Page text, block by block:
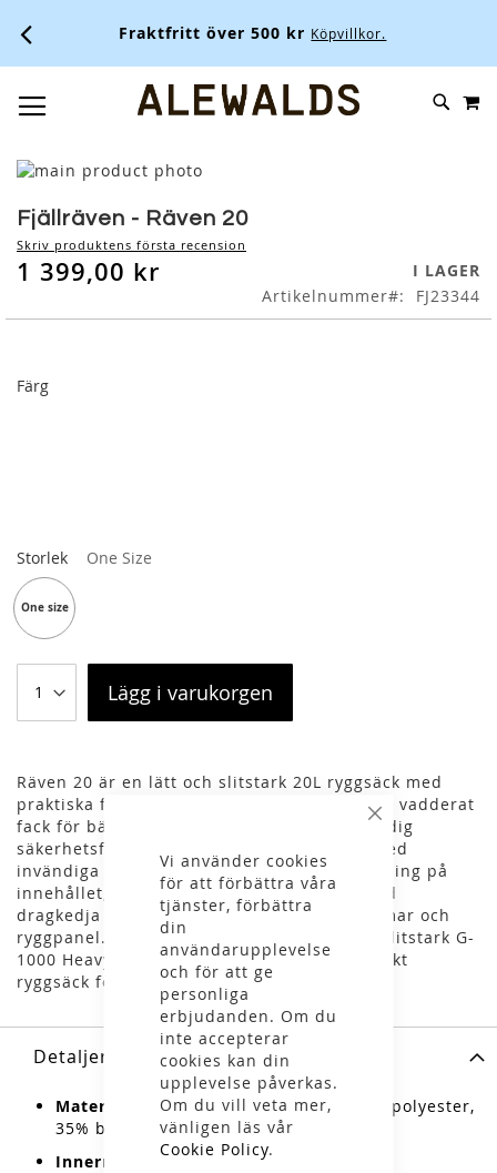
Stäng
Vi använder cookies
för att förbättra våra
tjänster, förbättra
din
användarupplevelse
och för att ge
personliga
erbjudanden. Om du
inte accepterar
cookies kan din
upplevelse påverkas.
Om du vill veta mer,
vänligen läs vår
Cookie Policy.
Fraktfritt över 500 kr Köpvillkor.
SKIP
Skip
the
end
of
the
gallery
to
the
beginning
of
images
Fjällräven - Räven 20
Skriv produktens första recension
1 399,00 kr
I LAGER
Artikelnummer
FJ23344
Färg
Storlek One Size
One size
Lägg i varukorgen
Räven 20 är en lätt och slitstark 20L ryggsäck med
praktiska fack och fickor. Huvudfack med ett vadderat
fack för bärbar dator upp till 15”, och invändig
säkerhetsficka med dragkedja. Frontficka med
invändiga nätfickor för att lättare hålla ordning på
innehållet, en fleecefodrad ficka upptill med
dragkedja och bekvämt vadderade axelremmar och
ryggpanel. Robust handtag i läder. Gjord i slitstark G-
1000 HeavyDuty Eco gör det här till en perfekt
ryggsäck för pendling och vardagligt uteliv.
Detaljer
Material
G-1000® HeavyDuty Eco: 65% polyester,
35% bomull
Innermaterial:100% polyamid